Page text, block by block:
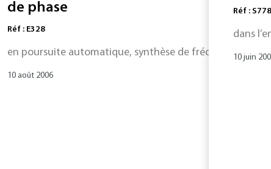
linéaires, cet article aborde tout d’abord...
de phase
Réf : E328
en poursuite automatique, synthèse de fréquence...), la
10 août 2006
Réf :
dans
10 juin